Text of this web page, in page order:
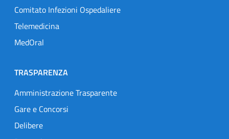
Comitato Infezioni Ospedaliere
Telemedicina
MedOral
TRASPARENZA
Amministrazione Trasparente
Gare e Concorsi
Delibere